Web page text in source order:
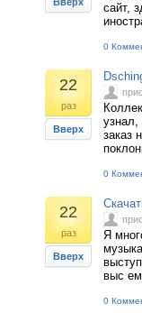
сайт,
0
22
раз
Вверх
узнал,
заказ
0
22
раз
Вверх
Я
выс
0